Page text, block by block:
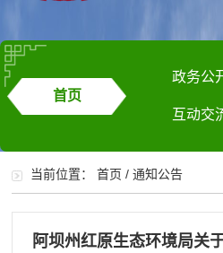
首页
政务公
互动交
当前位置：首页 /通知公告
阿坝州红原生态环境局关